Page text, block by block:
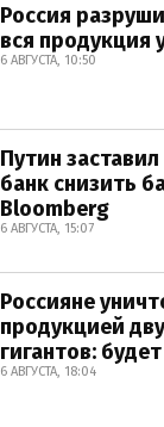
Россия
вся продукция
6 АВГУСТА, 10:50
Путин
банк снизить
Bloomberg
6 АВГУСТА, 15:07
Россияне
продукцией
гигантов:
6 АВГУСТА, 18:04